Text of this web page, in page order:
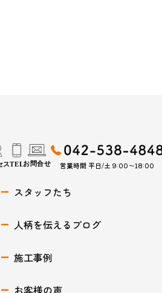
営業時間 平日/土 9:00〜18:00
スタッフたち
人柄を伝えるブログ
施工事例